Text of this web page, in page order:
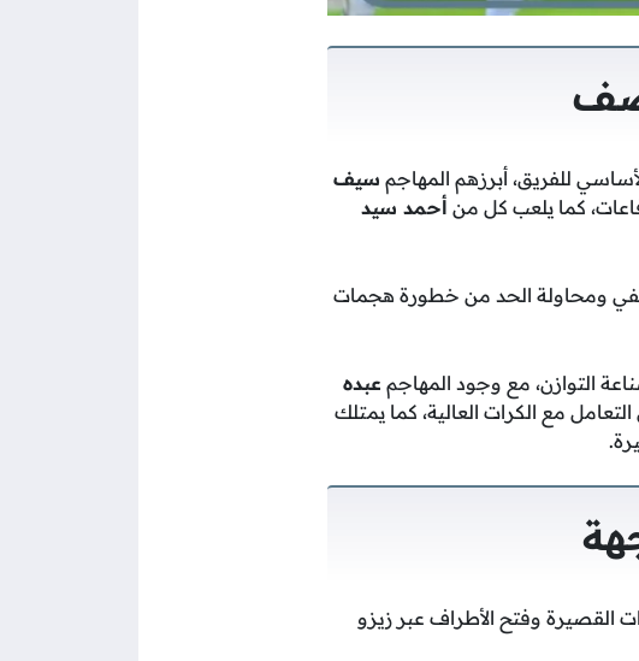
للفريق، أبرزهم المهاجم سيف
كما يلعب كل من أحمد سيد
ومحاولة الحد من خطورة هجمات
التوازن، مع وجود المهاجم عبده
مع الكرات العالية، كما يمتلك
القصيرة وفتح الأطراف عبر زيزو